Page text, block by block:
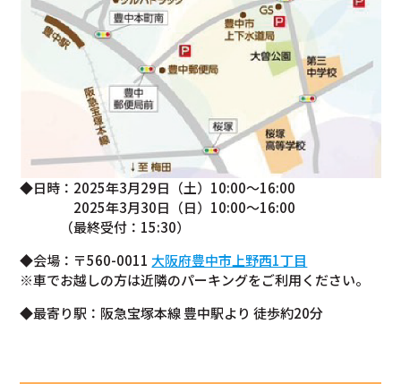
◆日時：2025年3月29日（土）10:00～16:00
2025年3月30日（日）10:00～16:00
（最終受付：15:30）
◆会場：〒560-0011大阪府豊中市上野西1丁目
※車でお越しの方は近隣のパーキングをご利用ください。
◆最寄り駅：阪急宝塚本線 豊中駅より 徒歩約20分